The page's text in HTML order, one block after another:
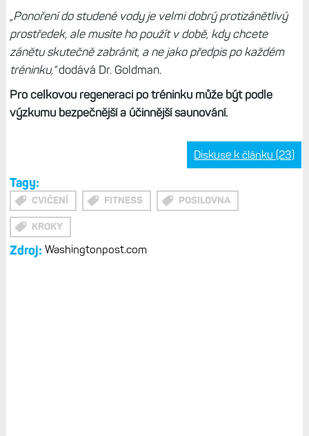
„Ponoření do studené vody je velmi dobrý protizánětlivý
prostředek, ale musíte ho použít v době, kdy chcete
zánětu skutečně zabránit, a ne jako předpis po každém
tréninku,“dodává Dr. Goldman.
Pro celkovou regeneraci po tréninku může být podle
výzkumu bezpečnější a účinnější saunování.
Diskuse k článku (23)
Tagy:
CVIČENÍ FITNESS POSILOVNA
KROKY
Zdroj: Washingtonpost.com